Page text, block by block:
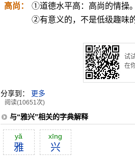
高尚：
①道德水平高：高尚的情操。
②有意义的，不是低级趣味
试
在
分享到： 更多
阅读(10651次)
与“雅兴”相关的字典解释
yă
雅
xīng
兴